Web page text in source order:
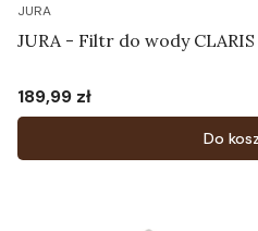
JURA
JURA - Filtr do wody
Cena
189,99 zł
Do